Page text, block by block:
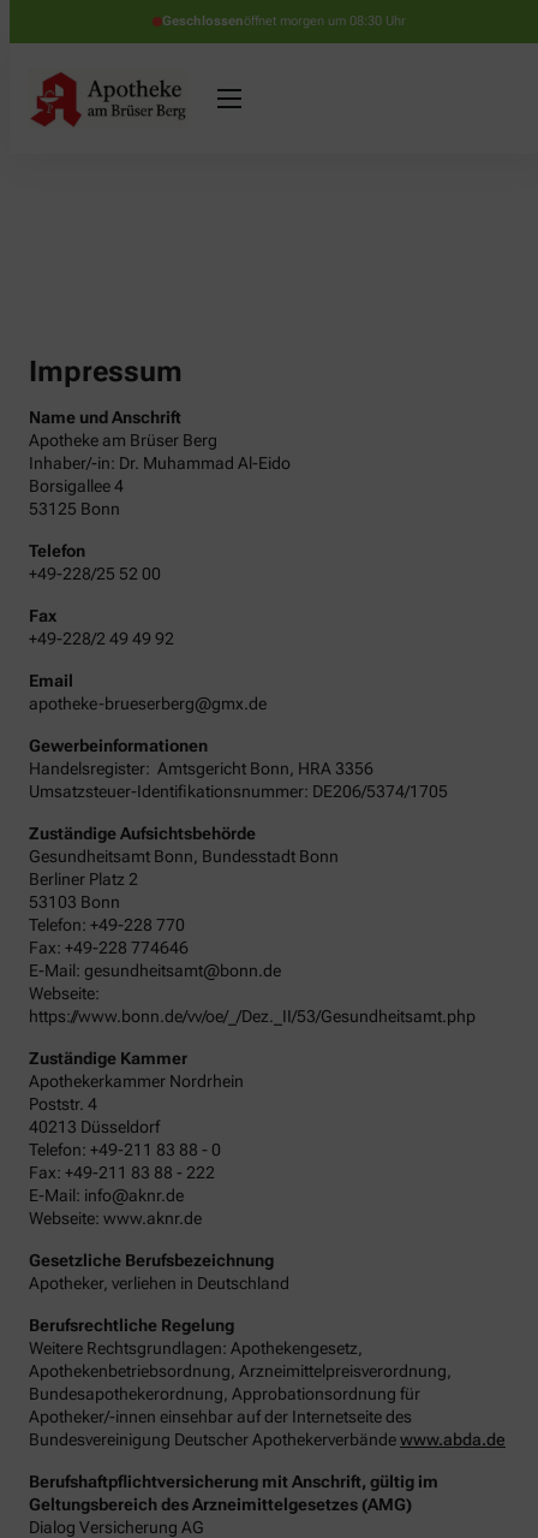
Geschlossenöffnet morgen um 08:30 Uhr
Impressum
Name und Anschrift
Apotheke am Brüser Berg
Inhaber/-in: Dr. Muhammad Al-Eido
Borsigallee 4
53125 Bonn
Telefon
+49-228/25 52 00
Fax
+49-228/2 49 49 92
Email
apotheke-brueserberg@gmx.de
Gewerbeinformationen
Handelsregister: Amtsgericht Bonn HRA 3356
Umsatzsteuer-Identifikationsnummer: DE206/5374/1705
Zuständige Aufsichtsbehörde
Gesundheitsamt Bonn, Bundesstadt Bonn
Berliner Platz 2
53103 Bonn
Telefon: +49-228 770
Fax: +49-228 774646
E-Mail: gesundheitsamt@bonn.de
Webseite:
https://www.bonn.de/vv/oe/_/Dez._II/53/Gesundheitsamt.php
Zuständige Kammer
Apothekerkammer Nordrhein
Poststr. 4
40213 Düsseldorf
Telefon: +49-211 83 88 - 0
Fax: +49-211 83 88 - 222
E-Mail: info@aknr.de
Webseite: www.aknr.de
Gesetzliche Berufsbezeichnung
Apotheker, verliehen in Deutschland
Berufsrechtliche Regelung
Weitere Rechtsgrundlagen: Apothekengesetz,
Apothekenbetriebsordnung, Arzneimittelpreisverordnung,
Bundesapothekerordnung, Approbationsordnung für
Apotheker/-innen einsehbar auf der Internetseite des
Bundesvereinigung Deutscher Apothekerverbändewww.abda.de
Berufshaftpflichtversicherung mit Anschrift, gültig im
Geltungsbereich des Arzneimittelgesetzes (AMG)
Dialog Versicherung AG